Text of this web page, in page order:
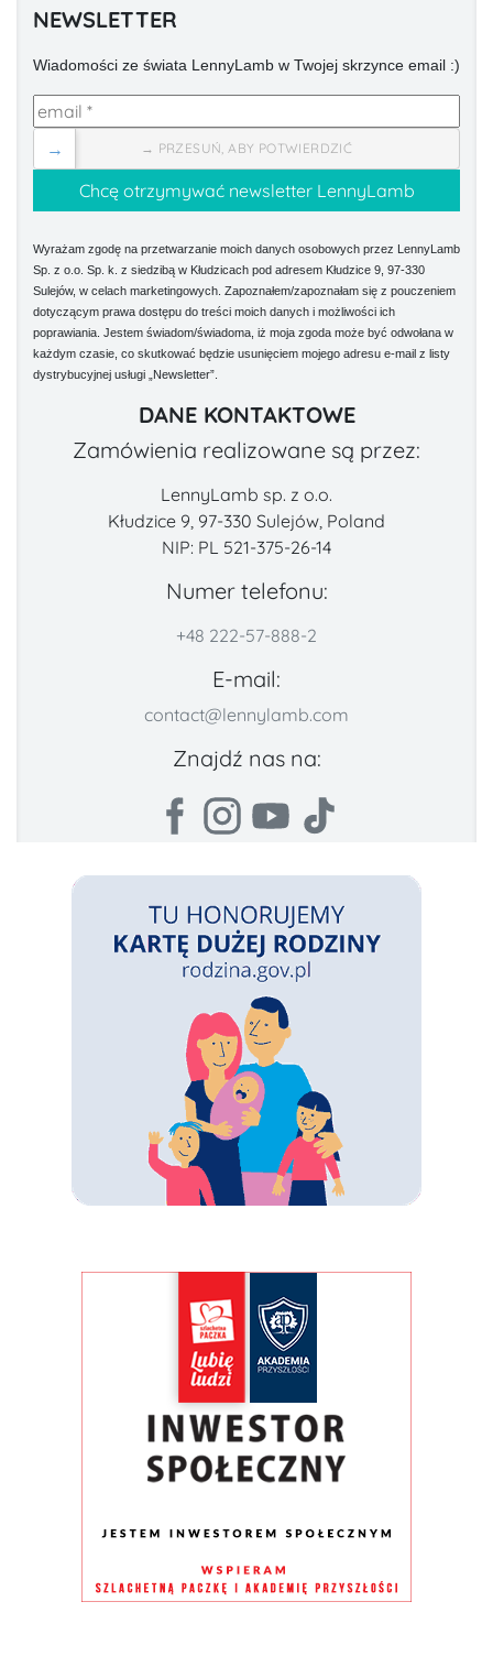
NEWSLETTER
Wiadomości ze świata LennyLamb w Twojej skrzynce email :)
→ PRZESUŃ, ABY POTWIERDZIĆ
→
Wyrażam zgodę na przetwarzanie moich danych osobowych przez LennyLamb
Sp. z o.o. Sp. k. z siedzibą w Kłudzicach pod adresem Kłudzice 9, 97-330
Sulejów, w celach marketingowych. Zapoznałem/zapoznałam się z pouczeniem
dotyczącym prawa dostępu do treści moich danych i możliwości ich
poprawiania. Jestem świadom/świadoma, iż moja zgoda może być odwołana w
każdym czasie, co skutkować będzie usunięciem mojego adresu e-mail z listy
dystrybucyjnej usługi „Newsletter”.
DANE KONTAKTOWE
Zamówienia realizowane są przez:
LennyLamb sp. z o.o.
Kłudzice 9, 97-330 Sulejów, Poland
NIP: PL 521-375-26-14
Numer telefonu:
+48 222-57-888-2
E-mail:
contact@lennylamb.com
Znajdź nas na: